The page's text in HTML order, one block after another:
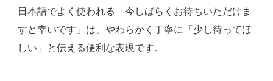
日本語でよく使われる「今しばらくお待ちいただけま
すと幸いです」は、やわらかく丁寧に「少し待ってほ
しい」と伝える便利な表現です。